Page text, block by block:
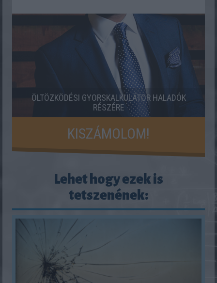
ÖLTÖZKÖDÉSI GYORSKALKULÁTOR HALADÓK
RÉSZÉRE
KISZÁMOLOM!
Lehet hogy ezek is
tetszenének: